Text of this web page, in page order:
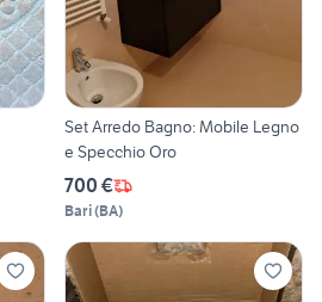
Set Arredo Bagno: Mobile Legno
e Specchio Oro
700 €
Bari(BA)